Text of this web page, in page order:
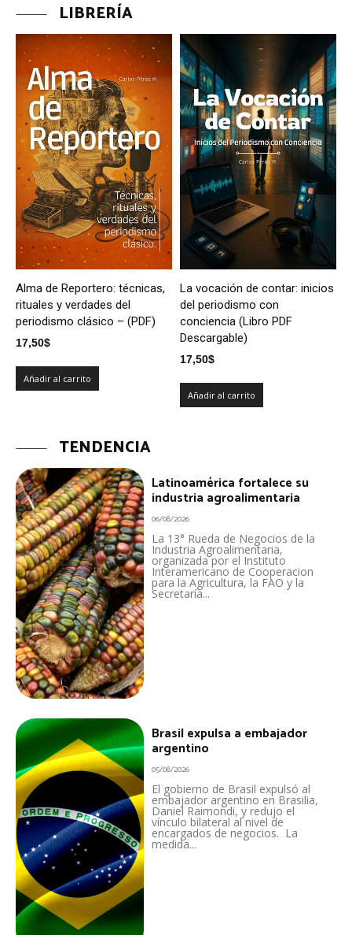
LIBRERÍA
Alma de Reportero: técnicas,
rituales y verdades del
periodismo clásico – (PDF)
17,50$
Añadir al carrito
La vocación de contar: inicios
del periodismo con
conciencia (Libro PDF
Descargable)
17,50$
Añadir al carrito
TENDENCIA
Latinoamérica fortalece su
industria agroalimentaria
06/08/2026
La 13° Rueda de Negocios de la
Industria Agroalimentaria,
organizada por el Instituto
Interamericano de Cooperacion
para la Agricultura, la FAO y la
Secretaría...
Brasil expulsa a embajador
argentino
05/08/2026
El gobierno de Brasil expulsó al
embajador argentino en Brasilia,
Daniel Raimondi, y redujo el
vínculo bilateral al nivel de
encargados de negocios. La
medida...